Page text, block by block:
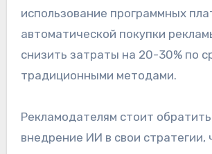
использование программных
автоматической покупки
снизить затраты на 20-30% по
традиционными методами.
Рекламодателям стоит
внедрение ИИ в свои стратегии,